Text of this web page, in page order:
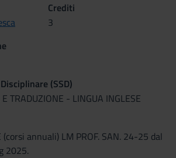
Crediti
3
(SSD)
TRADUZIONE - LINGUA INGLESE
(corsi annuali) LM PROF. SAN. 24-25 dal
2025.